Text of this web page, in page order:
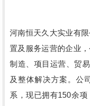
河南恒天久大实业有
置及服务运营的企业
制造、项目运营、贸
及整体解决方案。公
系，现已拥有150余